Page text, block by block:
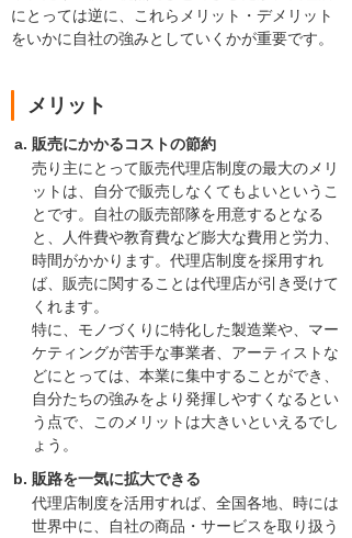
にとっては逆に、これらメリット・デメリット
をいかに自社の強みとしていくかが重要です。
メリット
販売にかかるコストの節約
売り主にとって販売代理店制度の最大のメリ
ットは、自分で販売しなくてもよいというこ
とです。自社の販売部隊を用意するとなる
と、人件費や教育費など膨大な費用と労力、
時間がかかります。代理店制度を採用すれ
ば、販売に関することは代理店が引き受けて
くれます。
特に、モノづくりに特化した製造業や、マー
ケティングが苦手な事業者、アーティストな
どにとっては、本業に集中することができ、
自分たちの強みをより発揮しやすくなるとい
う点で、このメリットは大きいといえるでし
ょう。
販路を一気に拡大できる
代理店制度を活用すれば、全国各地、時には
世界中に、自社の商品・サービスを取り扱う